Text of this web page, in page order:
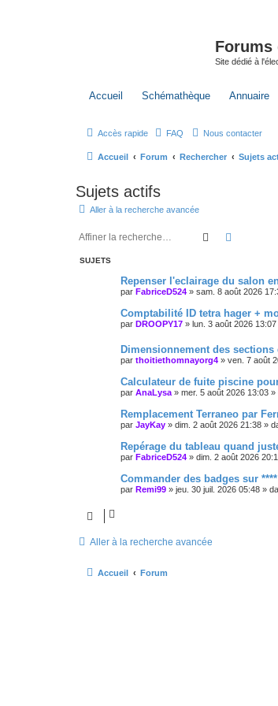
Forums
Site dédié à
Accueil Schémathèque Annuaire
Accès rapide FAQ Nous contacter
Accueil Forum Rechercher Sujets
Sujets actifs
Aller à la recherche avancée
Rechercher
SUJETS
Repenser l'eclairage du salon
par FabriceD524 » sam. 8 août 2026
Comptabilité ID tetra hager +
par DROOPY17 » lun. 3 août 2026 13:07
Dimensionnement des
par thoitiethomnayorg4 » ven. 7 août
Calculateur de fuite piscine
par AnaLysa » mer. 5 août 2026 13:03 »
Remplacement Terraneo par
par JayKay » dim. 2 août 2026 21:38 »
Repérage du tableau quand
par FabriceD524 » dim. 2 août 2026
Commander des badges sur ****
par Remi99 » jeu. 30 juil. 2026 05:48 »
Aller à la recherche avancée
Accueil Forum